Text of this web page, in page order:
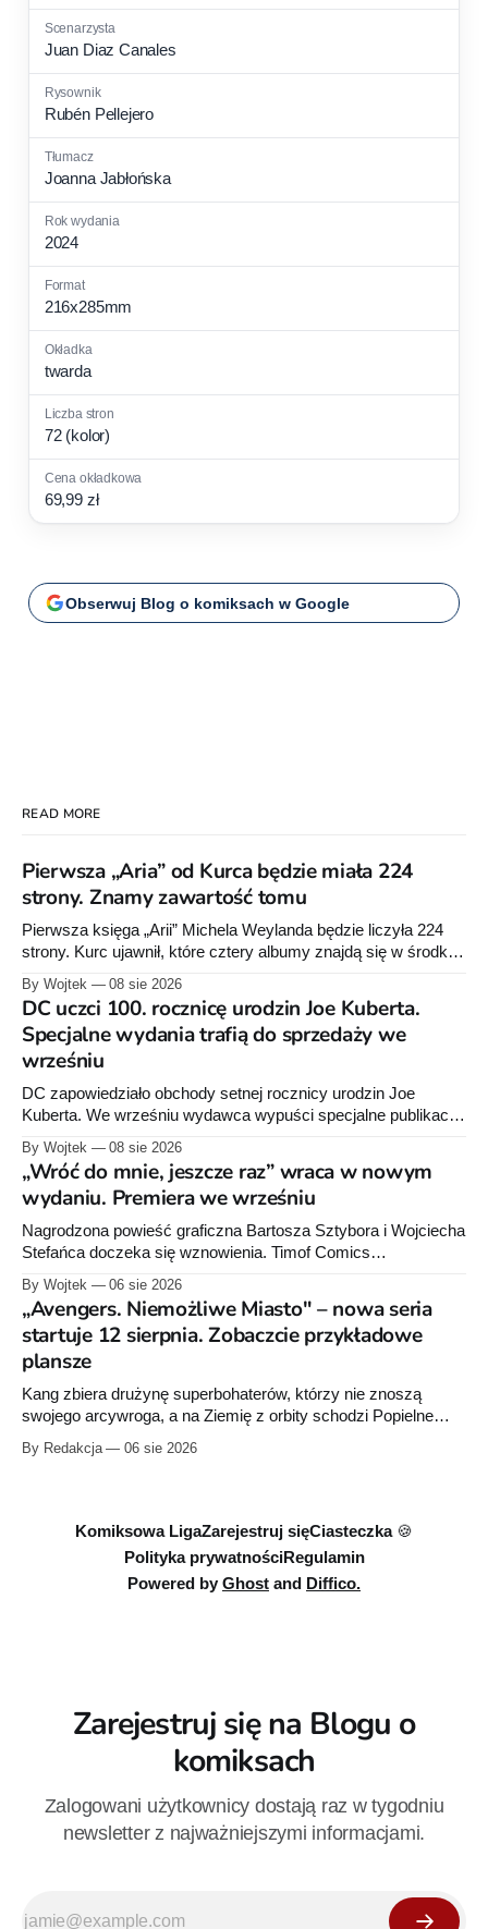
Juan Diaz Canales
Rubén Pellejero
Joanna Jabłońska
2024
216x285mm
twarda
72 (kolor)
69,99 zł
Obserwuj Blog o komiksach w Google
READ MORE
Pierwsza „Aria” od Kurca będzie miała 224
strony. Znamy zawartość tomu
Pierwsza księga „Arii” Michela Weylanda będzie liczyła 224
strony. Kurc ujawnił, które cztery albumy znajdą się w środku i
zapowiedział około 30 stron dodatków.
By Wojtek 08 sie 2026
DC uczci 100. rocznicę urodzin Joe Kuberta.
Specjalne wydania trafią do sprzedaży we
wrześniu
DC zapowiedziało obchody setnej rocznicy urodzin Joe
Kuberta. We wrześniu wydawca wypuści specjalne publikacje
poświęcone twórcy „Sgt. Rocka”, z których dwie trafią do
sprzedaży niemal dokładnie w dniu jego urodzin.
By Wojtek 08 sie 2026
„Wróć do mnie, jeszcze raz” wraca w nowym
wydaniu. Premiera we wrześniu
Nagrodzona powieść graficzna Bartosza Sztybora i Wojciecha
Stefańca doczeka się wznowienia. Timof Comics
przygotowuje nową edycję albumu „Wróć do mnie, jeszcze
raz”, którego pierwsze wydanie ukazało się w 2015 roku.
By Wojtek 06 sie 2026
„Avengers. Niemożliwe Miasto" – nowa seria
startuje 12 sierpnia. Zobaczcie przykładowe
plansze
Kang zbiera drużynę superbohaterów, którzy nie znoszą
swojego arcywroga, a na Ziemię z orbity schodzi Popielne
Przymierze z królem Arturem na czele. Pierwszy tom nowej
serii Avengers autorstwa Jeda MacKaya trafia do sklepów 12
By Redakcja 06 sie 2026
Komiksowa LigaZarejestruj sięCiasteczka 🍪
Polityka prywatnościRegulamin
Powered by Ghost and Diffico.
Zarejestruj się na Blogu o
komiksach
Zalogowani użytkownicy dostają raz w tygodniu
newsletter z najważniejszymi informacjami.